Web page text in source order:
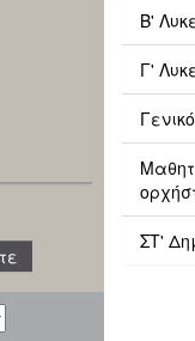
Β'
Γ'
ΣΤ'